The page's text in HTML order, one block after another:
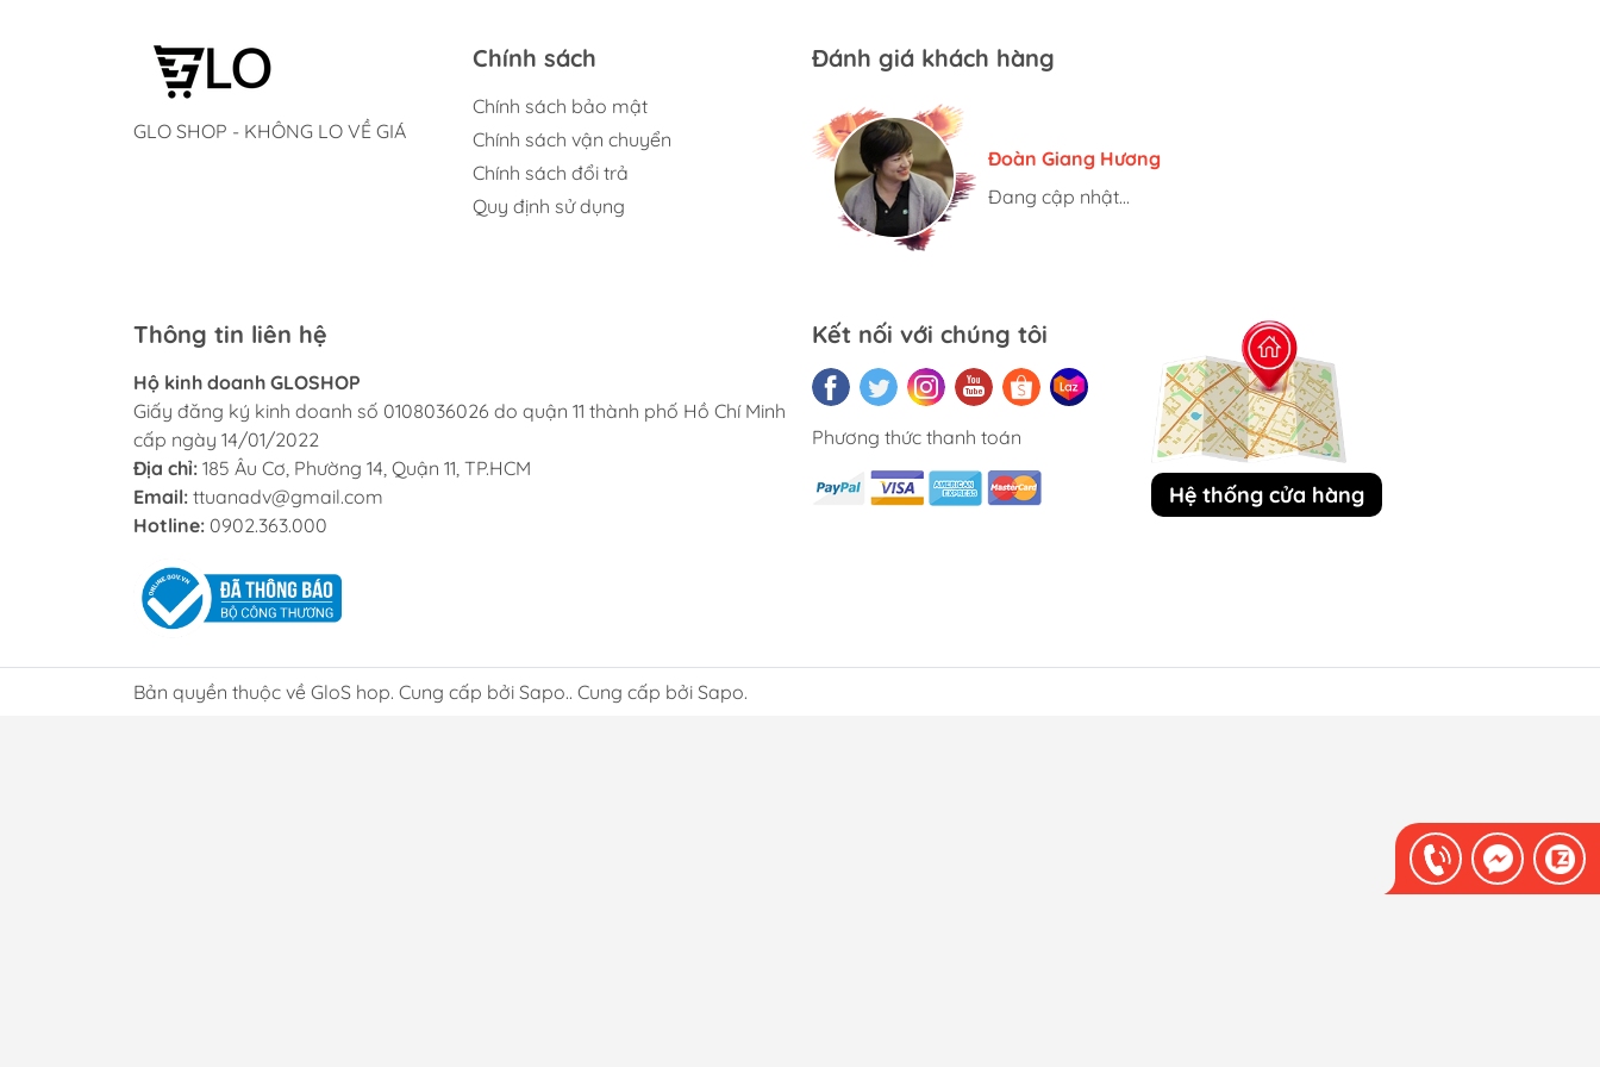
👉 Mua ngay miếng thép đa năng 11 công dụng – chỉ 1 lần đầu tư, dùng trọn đời!
Đừng chờ đến lúc cần mới tiếc vì không có!
#miéngthepdanang11congdung #thephuotdanang #dungcusinhtondanang #phuokienphuot #dungcuphieuluu
GLO SHOP - KHÔNG LO VỀ GIÁ
Chính sách
Chính sách bảo mật
Chính sách vận chuyển
Chính sách đổi trả
Quy định sử dụng
Đánh giá khách hàng
Hương Suri
Đang cập nhật...
Đoàn Giang Hương
Đang cập nhật...
Ngọc Anh
Đang cập nhật...
Thông tin liên hệ
Hộ kinh doanh GLOSHOP
Giấy đăng ký kinh doanh số 0108036026 do quận 11 thành phố Hồ Chí Minh
cấp ngày 14/01/2022
Địa chỉ: 185 Âu Cơ, Phường 14, Quận 11, TP.HCM
Email: ttuanadv@gmail.com
Hotline: 0902.363.000
Kết nối với chúng tôi
Phương thức thanh toán
Hệ thống cửa hàng
Bản quyền thuộc về GloS hop. Cung cấp bởi Sapo.. Cung cấp bởi Sapo.